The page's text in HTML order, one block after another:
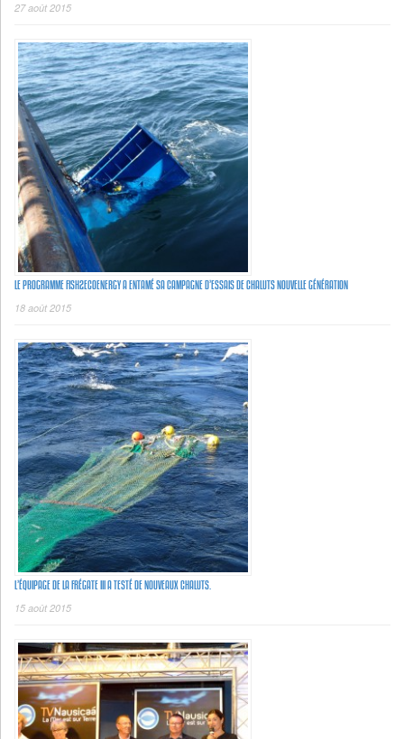
27 août 2015
LE PROGRAMME FISH2ECOENERGY A ENTAMÉ SA CAMPAGNE D’ESSAIS DE CHALUTS NOUVELLE GÉNÉRATION
18 août 2015
L’ÉQUIPAGE DE LA FRÉGATE III A TESTÉ DE NOUVEAUX CHALUTS.
15 août 2015